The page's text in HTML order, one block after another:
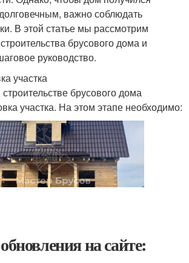
важно соблюдать
В этой статье мы рассмотрим
брусового дома и
руководство.
участка
брусового дома
участка. На этом этапе необходимо:
на сайте: